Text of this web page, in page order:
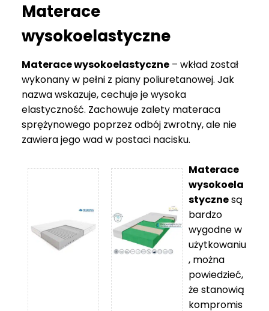
069 zł
Materace
wysokoelastyczne
Materace wysokoelastyczne – wkład został
wykonany w pełni z piany poliuretanowej. Jak
nazwa wskazuje, cechuje je wysoka
elastyczność. Zachowuje zalety materaca
sprężynowego poprzez odbój zwrotny, ale nie
zawiera jego wad w postaci nacisku.
Materace
wysokoela
stycznesą
bardzo
wygodne w
użytkowaniu
, można
powiedzieć,
że stanowią
kompromis